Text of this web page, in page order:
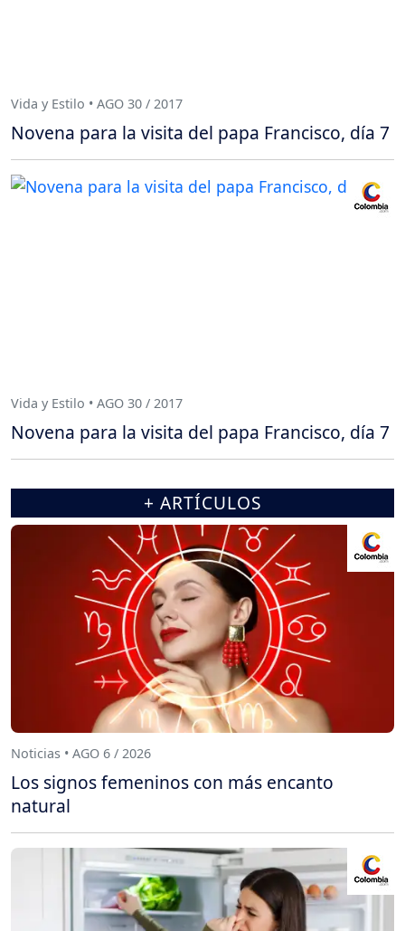
Vida y Estilo • AGO 30 / 2017
Novena para la visita del papa Francisco, día 7
Vida y Estilo • AGO 30 / 2017
Novena para la visita del papa Francisco, día 7
+ ARTÍCULOS
Noticias • AGO 6 / 2026
Los signos femeninos con más encanto
natural